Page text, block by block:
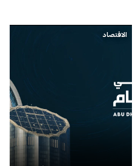
الاقتصاد